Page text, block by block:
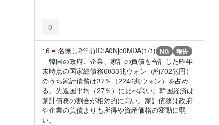
0
16 名無し2年前ID:A0Njc0MDA(1/1) NG 報告
韓国の政府、企業、家計の負債を合計した昨年
末時点の国家総債務6033兆ウォン（約702兆円）
のうち家計債務は37％（2246兆ウォン）を占め
る。先進国平均（27％）に比べ高い。韓国経済は
家計債務の割合が相対的に高い。家計債務は政府
や企業の負債よりも所得や資産価格の変動に弱
い。